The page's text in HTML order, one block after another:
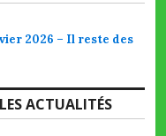
2026 – Il reste des
ACTUALITÉS